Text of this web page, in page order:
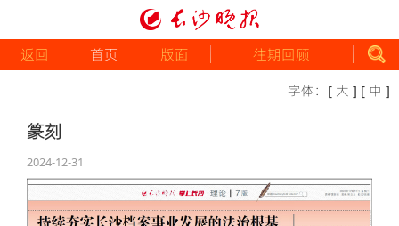
返回 首页 版面 往期回顾
字体： [ 大 ] [ 中 ]
篆刻
2024-12-31